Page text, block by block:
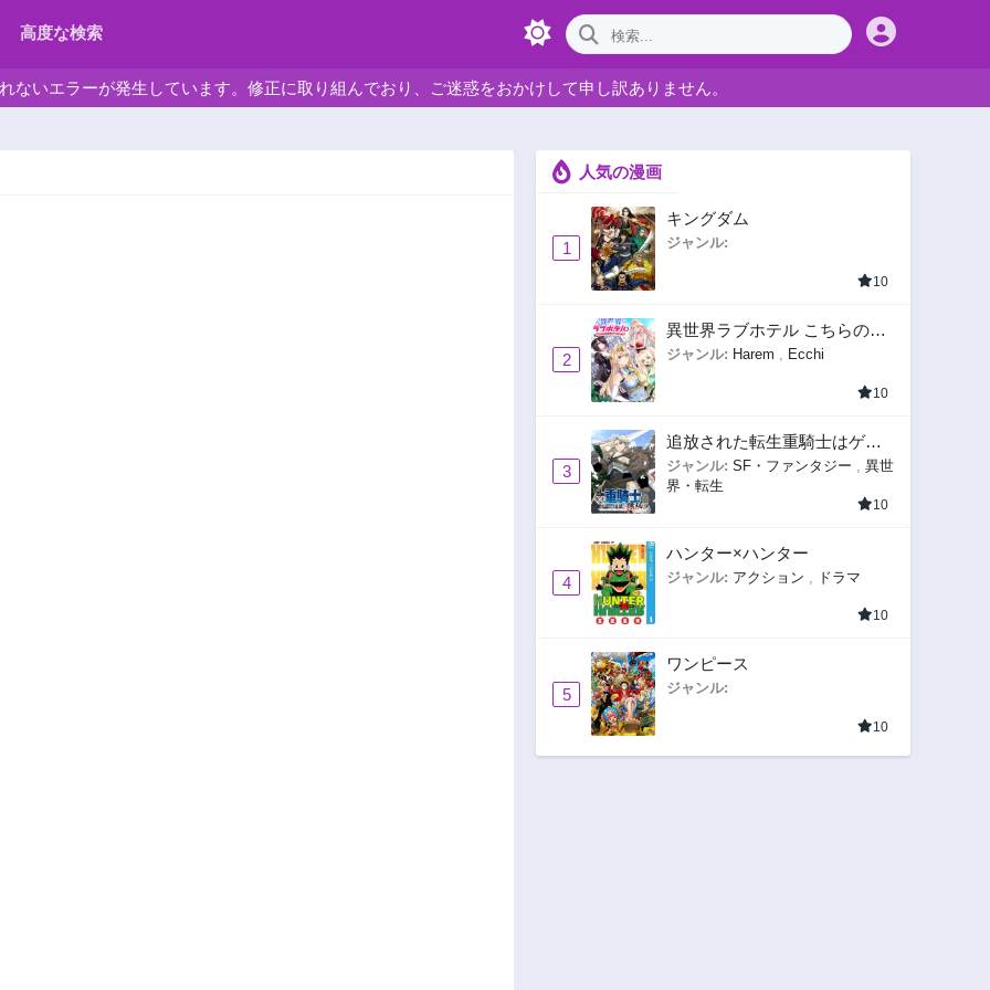
高度な検索
ないエラーが発生しています。修正に取り組んでおり、ご迷惑をおかけして申し訳ありません。
人気の漫画
1
キングダム
ジャンル:
10
2
異世界ラブホテル こちらのお
部屋はハーレムです
ジャンル: Harem Ecchi
10
3
追放された転生重騎士はゲー
ム知識で無双する
ジャンル: SF・ファンタジー
異世
界・転生
10
4
ハンター×ハンター
ジャンル: アクション ドラマ
10
5
ワンピース
ジャンル:
10